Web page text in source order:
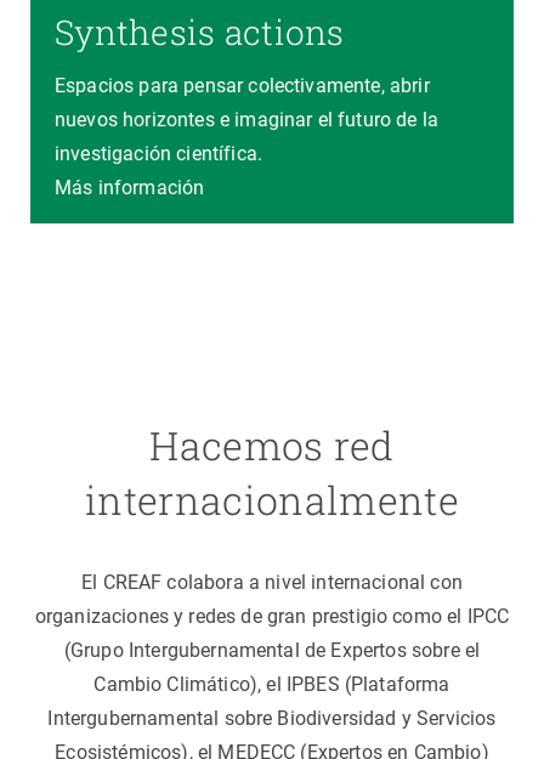
Synthesis actions
Espacios para pensar colectivamente, abrir
nuevos horizontes e imaginar el futuro de la
investigación científica.
Más información
Hacemos red
internacionalmente
El CREAF colabora a nivel internacional con
organizaciones y redes de gran prestigio como el IPCC
(Grupo Intergubernamental de Expertos sobre el
Cambio Climático), el IPBES (Plataforma
Intergubernamental sobre Biodiversidad y Servicios
Ecosistémicos), el MEDECC (Expertos en Cambio)